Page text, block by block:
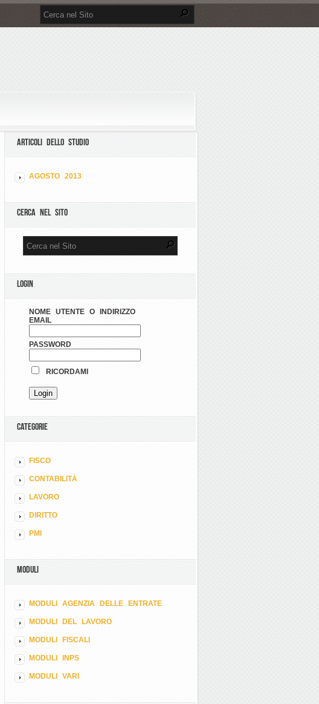
ARTICOLI DELLO STUDIO
AGOSTO 2013
CERCA NEL SITO
LOGIN
NOME UTENTE O INDIRIZZO
EMAIL
PASSWORD
RICORDAMI
CATEGORIE
FISCO
CONTABILITÀ
LAVORO
DIRITTO
PMI
MODULI
MODULI AGENZIA DELLE ENTRATE
MODULI DEL LAVORO
MODULI FISCALI
MODULI INPS
MODULI VARI